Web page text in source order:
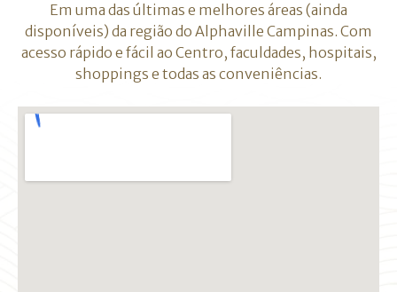
Em uma das últimas e melhores áreas (ainda
disponíveis) da região do Alphaville Campinas. Com
acesso rápido e fácil ao Centro, faculdades, hospitais,
shoppings e todas as conveniências.